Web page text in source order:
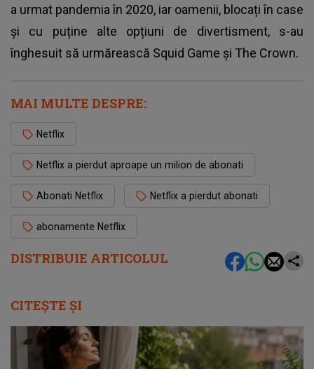
DISTRIBUIE ARTICOLUL
a urmat pandemia în 2020, iar oamenii, blocați în case
și cu puține alte opțiuni de divertisment, s-au
înghesuit să urmărească Squid Game și The Crown.
MAI MULTE DESPRE:
Netflix
Netflix a pierdut aproape un milion de abonati
Abonati Netflix Netflix a pierdut abonati
abonamente Netflix
CITEȘTE ȘI